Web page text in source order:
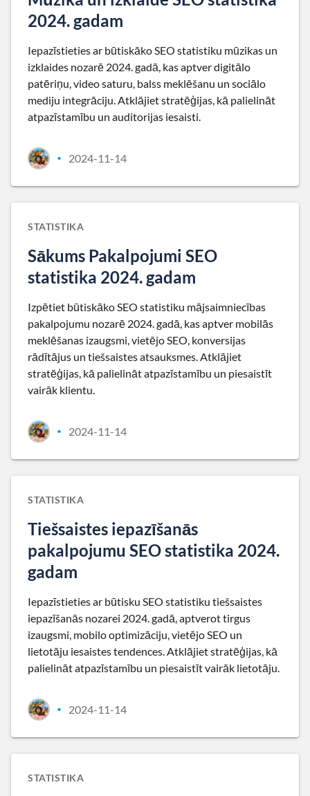
2024. gadam
Iepazīstieties ar būtiskāko SEO statistiku mūzikas un
izklaides nozarē 2024. gadā, kas aptver digitālo
patēriņu, video saturu, balss meklēšanu un sociālo
mediju integrāciju. Atklājiet stratēģijas, kā palielināt
atpazīstamību un auditorijas iesaisti.
• 2024-11-14
STATISTIKA
Sākums Pakalpojumi SEO
statistika 2024. gadam
Izpētiet būtiskāko SEO statistiku mājsaimniecības
pakalpojumu nozarē 2024. gadā, kas aptver mobilās
meklēšanas izaugsmi, vietējo SEO, konversijas
rādītājus un tiešsaistes atsauksmes. Atklājiet
stratēģijas, kā palielināt atpazīstamību un piesaistīt
vairāk klientu.
• 2024-11-14
STATISTIKA
Tiešsaistes iepazīšanās
pakalpojumu SEO statistika 2024.
gadam
Iepazīstieties ar būtisku SEO statistiku tiešsaistes
iepazīšanās nozarei 2024. gadā, aptverot tirgus
izaugsmi, mobilo optimizāciju, vietējo SEO un
lietotāju iesaistes tendences. Atklājiet stratēģijas, kā
palielināt atpazīstamību un piesaistīt vairāk lietotāju.
• 2024-11-14
STATISTIKA